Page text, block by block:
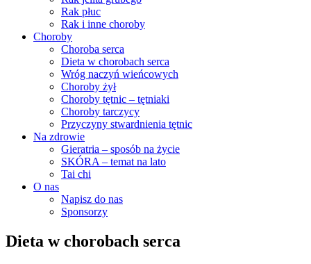
Rak płuc
Rak i inne choroby
Choroby
Choroba serca
Dieta w chorobach serca
Wróg naczyń wieńcowych
Choroby żył
Choroby tętnic – tętniaki
Choroby tarczycy
Przyczyny stwardnienia tętnic
Na zdrowie
Gieratria – sposób na życie
SKÓRA – temat na lato
Tai chi
O nas
Napisz do nas
Sponsorzy
Dieta w chorobach serca